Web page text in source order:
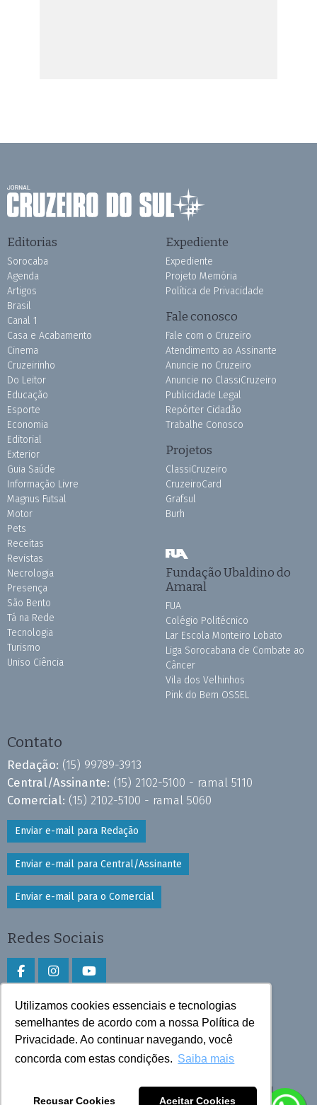
Utilizamos cookies essenciais e tecnologias
semelhantes de acordo com a nossa Política de
Privacidade. Ao continuar navegando, você
concorda com estas condições. Saiba mais
Recusar Cookies Aceitar Cookies
Editorias
Sorocaba
Agenda
Artigos
Brasil
Canal 1
Casa e Acabamento
Cinema
Cruzeirinho
Do Leitor
Educação
Esporte
Economia
Editorial
Exterior
Guia Saúde
Informação Livre
Magnus Futsal
Motor
Pets
Receitas
Revistas
Necrologia
Presença
São Bento
Tá na Rede
Tecnologia
Turismo
Uniso Ciência
Expediente
Expediente
Projeto Memória
Política de Privacidade
Fale conosco
Fale com o Cruzeiro
Atendimento ao Assinante
Anuncie no Cruzeiro
Anuncie no ClassiCruzeiro
Publicidade Legal
Repórter Cidadão
Trabalhe Conosco
Projetos
ClassiCruzeiro
CruzeiroCard
Grafsul
Burh
Fundação Ubaldino do
Amaral
FUA
Colégio Politécnico
Lar Escola Monteiro Lobato
Liga Sorocabana de Combate ao
Câncer
Vila dos Velhinhos
Pink do Bem OSSEL
Contato
Redação: (15) 99789-3913
Central/Assinante: (15) 2102-5100 - ramal 5110
Comercial: (15) 2102-5100 - ramal 5060
Enviar e-mail para Redação
Enviar e-mail para Central/Assinante
Enviar e-mail para o Comercial
Redes Sociais
Faça download do aplicativo
Play Store e App Store
Todos os direitos reservados © 2025 Cruzeiro do Sul